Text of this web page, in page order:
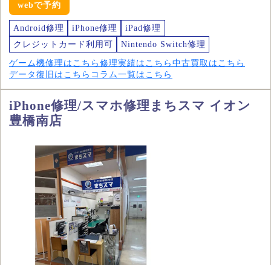
webで予約
Android修理 iPhone修理
iPad修理
クレジットカード利用可
Nintendo Switch修理
ゲーム機修理はこちら 修理実績はこちら 中古買取はこちら
データ復旧はこちら コラム一覧はこちら
iPhone修理/スマホ修理まちスマ イオン
豊橋南店